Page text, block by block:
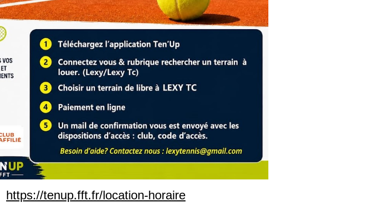
https://tenup.fft.fr/location-horaire